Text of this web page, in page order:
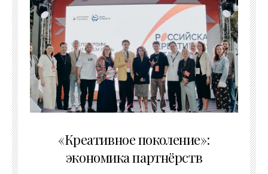
«Креативное поколение»:
экономика партнёрств